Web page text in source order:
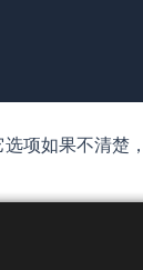
项如果不清楚